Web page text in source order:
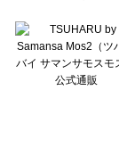
Lugnoncure（ルノンキ
BETTY'S BLUE（べテ
Wpc.（ワールドパーテ